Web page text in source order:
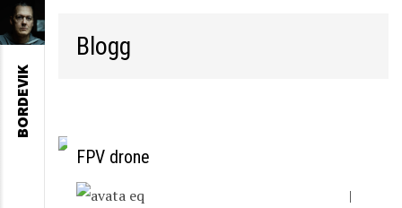
Blogg
FPV drone
|
BORDEVIK